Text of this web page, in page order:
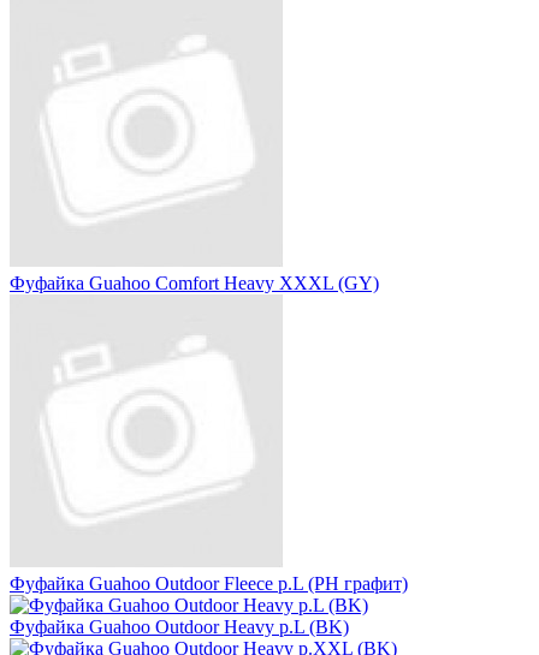
Фуфайка Guahoo Comfort Heavy XXXL (GY)
Фуфайка Guahoo Outdoor Fleece р.L (PH графит)
Фуфайка Guahoo Outdoor Heavy р.L (BK)